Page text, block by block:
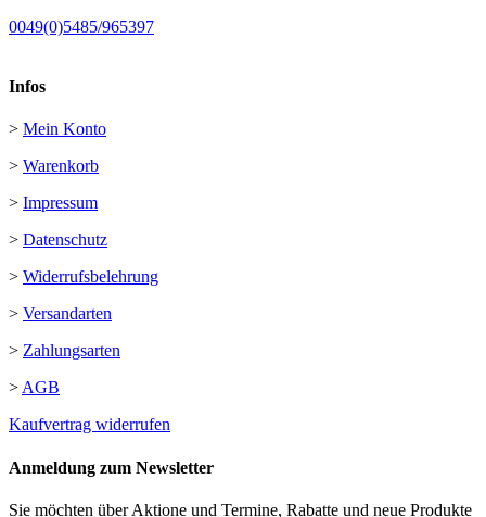
0049(0)5485/965397
Infos
> Mein Konto
> Warenkorb
> Impressum
> Datenschutz
> Widerrufsbelehrung
> Versandarten
> Zahlungsarten
> AGB
Kaufvertrag widerrufen
Anmeldung zum Newsletter
Sie möchten über Aktione und Termine, Rabatte und neue Produkte